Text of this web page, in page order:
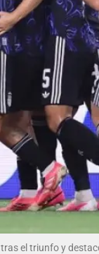
el triunfo y